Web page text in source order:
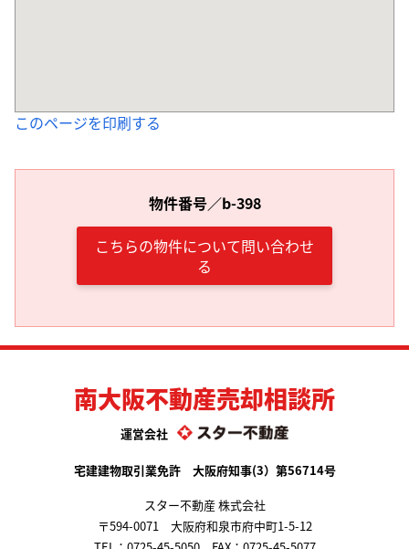
このページを印刷する
物件番号／b-398
こちらの物件について問い合わせ
る
南大阪不動産売却相談所
運営会社
宅建建物取引業免許 大阪府知事(3）第56714号
スター不動産 株式会社
〒594-0071 大阪府和泉市府中町1-5-12